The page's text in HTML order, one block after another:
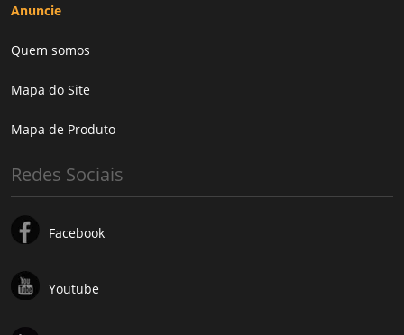
Anuncie
Quem somos
Mapa do Site
Mapa de Produto
Redes Sociais
Facebook
Youtube